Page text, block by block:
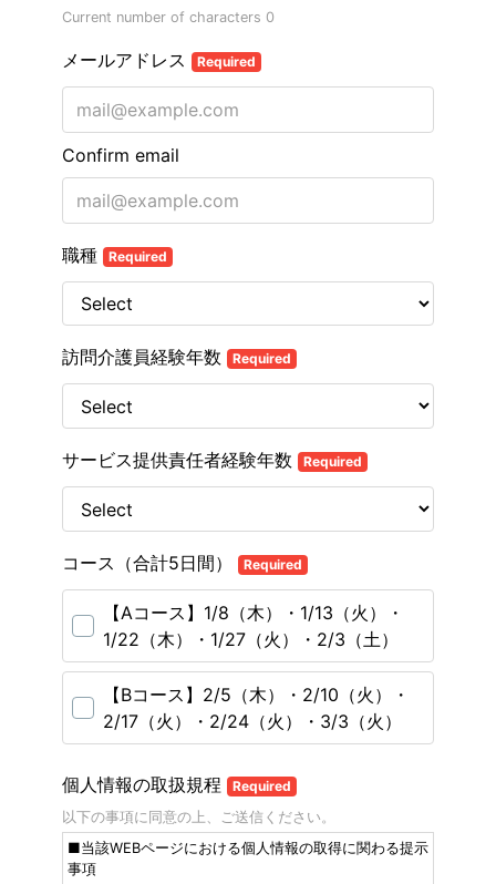
Current number of characters 0
メールアドレス Required
Confirm email
職種 Required
訪問介護員経験年数 Required
サービス提供責任者経験年数 Required
コース（合計5日間） Required
【Aコース】1/8（木）・1/13（火）・
1/22（木）・1/27（火）・2/3（土）
【Bコース】2/5（木）・2/10（火）・
2/17（火）・2/24（火）・3/3（火）
個人情報の取扱規程 Required
以下の事項に同意の上、ご送信ください。
■当該WEBページにおける個人情報の取得に関わる提示
事項